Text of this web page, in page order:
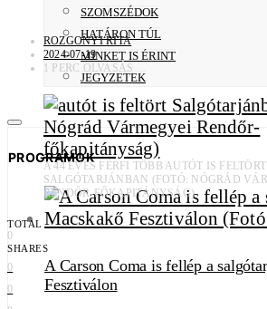
SZOMSZÉDOK
HATÁRON TÚL
MINKET IS ÉRINT
JEGYZETEK
PROGRAMOK
A Carson Coma is fellép a
Fesztiválon
ROZGONYI RITA
2024-07-19
1 PERC OLVASÁS
A 44 ÉVES FÉRFI TÖBB AUTÓT IS FELTÖRT
SALGÓTARJÁNBAN (FOTÓ: NÓGRÁD
RENDŐR-FŐKAPITÁNYSÁG)
TOTAL
0
SHARES
0
0